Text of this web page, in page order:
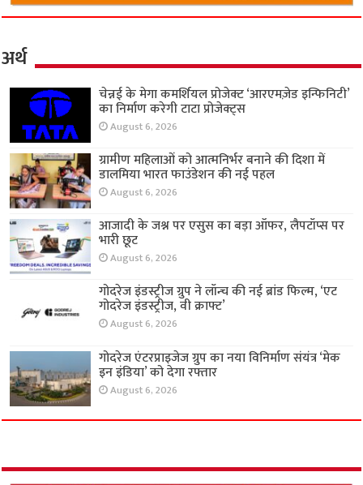
अर्थ
चेन्नई के मेगा कमर्शियल प्रोजेक्ट ‘आरएमज़ेड इन्फिनिटी’
का निर्माण करेगी टाटा प्रोजेक्ट्स
August 6, 2026
ग्रामीण महिलाओं को आत्मनिर्भर बनाने की दिशा में
डालमिया भारत फाउंडेशन की नई पहल
August 6, 2026
आजादी के जश्न पर एसुस का बड़ा ऑफर, लैपटॉप्स पर
भारी छूट
August 6, 2026
गोदरेज इंडस्ट्रीज ग्रुप ने लॉन्च की नई ब्रांड फिल्म, ‘एट
गोदरेज इंडस्ट्रीज, वी क्राफ्ट’
August 6, 2026
गोदरेज एंटरप्राइजेज ग्रुप का नया विनिर्माण संयंत्र ‘मेक
इन इंडिया’ को देगा रफ्तार
August 6, 2026